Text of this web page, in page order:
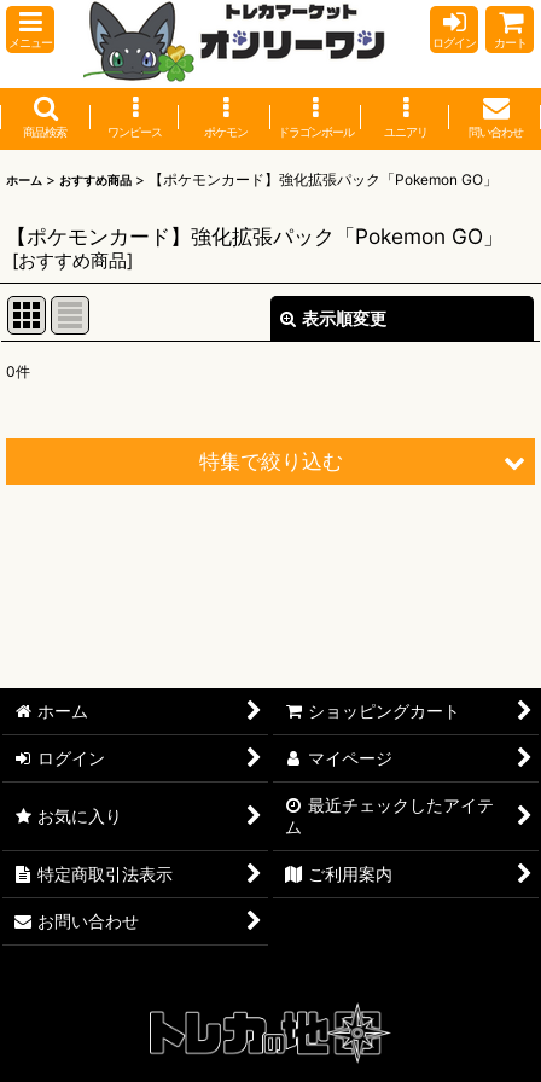
メニュー ログイン カート
商品検索 ワンピース ポケモン ドラゴンボール ユニアリ 問い合わせ
ホーム > おすすめ商品 > 【ポケモンカード】強化拡張パック「Pokemon GO」
【ポケモンカード】強化拡張パック「Pokemon GO」
[おすすめ商品]
表示順変更
0件
特集で絞り込む
【ワンピースカード】ブースターパック 決戦の刻【OP-16】
【ワンピースカード】ブースターパック 神の島の冒険【OP-
15】
【ワンピースカード】エクストラブースター EGGHEAD
CRISIS【EB-04】
【ワンピースカード】ブースターパック 蒼海の七傑【OP-14】
【ワンピースカード】ブースターパック 受け継がれる意志
ホーム ショッピングカート
ログイン マイページ
お気に入り
最近チェックしたアイテ
ム
特定商取引法表示 ご利用案内
お問い合わせ